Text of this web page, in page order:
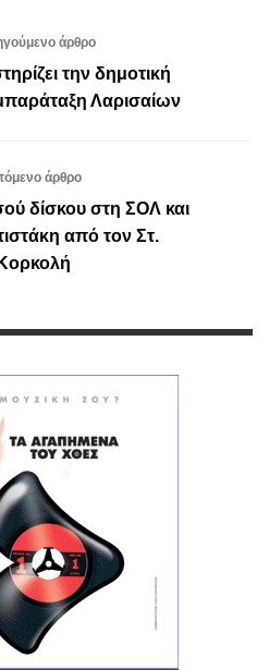
άρθρο
την δημοτική
Λαρισαίων
άρθρο
δίσκου στη ΣΟΛ και
από τον Στ.
Κορκολή